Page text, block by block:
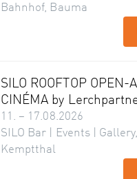
Bahnhof, Bauma
SILO ROOFTOP OPEN-
CINÉMA by
11. – 17.08.2026
SILO Bar | Events | Gallery,
Kemptthal